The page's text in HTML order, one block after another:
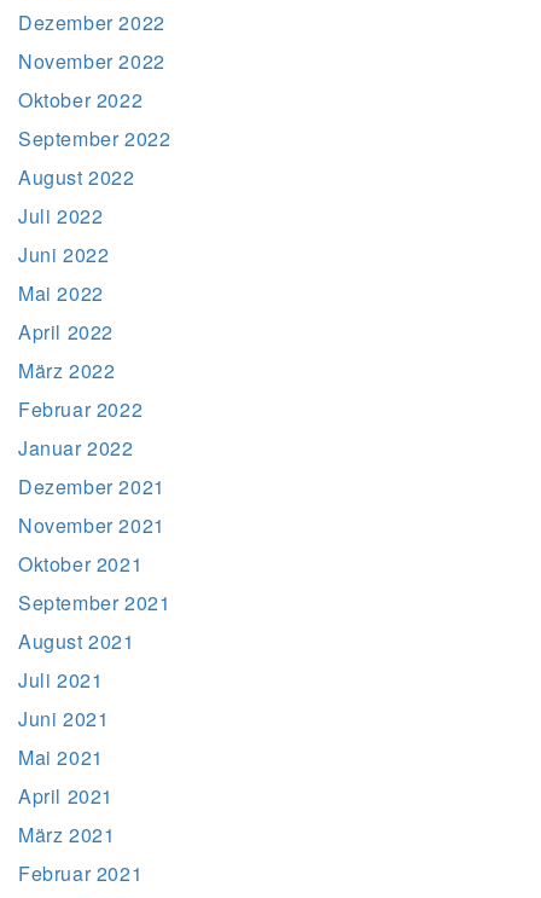
Dezember 2022
November 2022
Oktober 2022
September 2022
August 2022
Juli 2022
Juni 2022
Mai 2022
April 2022
März 2022
Februar 2022
Januar 2022
Dezember 2021
November 2021
Oktober 2021
September 2021
August 2021
Juli 2021
Juni 2021
Mai 2021
April 2021
März 2021
Februar 2021